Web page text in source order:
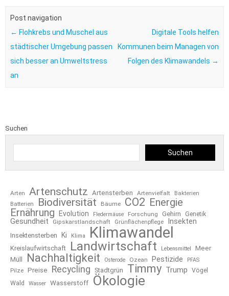
Post navigation
← Flohkrebs und Muschel aus
städtischer Umgebung passen
sich besser an Umweltstress
an
Digitale Tools helfen
Kommunen beim Managen von
Folgen des Klimawandels →
Suchen
Suchen
Arten Artenschutz Artensterben Artenvielfalt
Bakterien
Batterien
Biodiversität Bäume CO2 Energie
Ernährung
Evolution Fledermäuse Forschung Gehirn Genetik
Gesundheit Gipskarstlandschaft Grünflächenpflege Insekten
Insektensterben Ki Klima Klimawandel
Kreislaufwirtschaft Landwirtschaft Lebensmittel
Meer
Müll
Nachhaltigkeit Osterode Ozean Pestizide PFAS
Pilze Preise Recycling Stadtgrün Timmy Trump
Vögel
Wald
Wasser Wasserstoff Ökologie